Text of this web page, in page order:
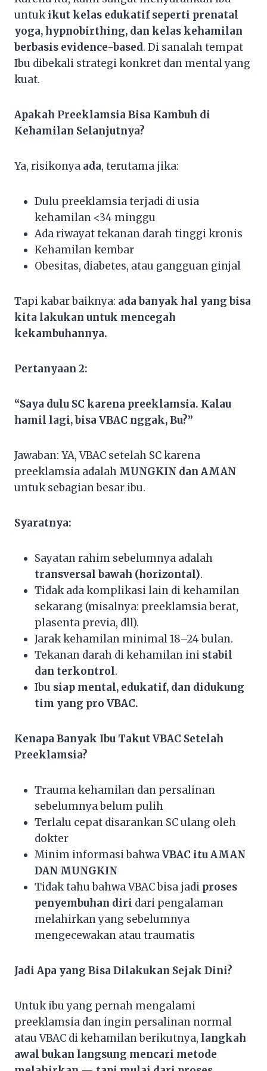
untukikut kelas edukatif seperti prenatal
yoga, hypnobirthing, dan kelas kehamilan
berbasis evidence-based. Di sanalah tempat
Ibu dibekali strategi konkret dan mental yang
kuat.
Apakah Preeklamsia Bisa Kambuh di
Kehamilan Selanjutnya?
Ya, risikonya ada, terutama jika:
Dulu preeklamsia terjadi di usia
kehamilan <34 minggu
Ada riwayat tekanan darah tinggi kronis
Kehamilan kembar
Obesitas, diabetes, atau gangguan ginjal
Tapi kabar baiknya: ada banyak hal yang bisa
kita lakukan untuk mencegah
kekambuhannya.
Pertanyaan 2:
“Saya dulu SC karena preeklamsia. Kalau
hamil lagi, bisa VBAC nggak, Bu?”
Jawaban: YA, VBAC setelah SC karena
preeklamsia adalah MUNGKIN dan AMAN
untuk sebagian besar ibu.
Syaratnya:
Sayatan rahim sebelumnya adalah
transversal bawah (horizontal).
Tidak ada komplikasi lain di kehamilan
sekarang (misalnya: preeklamsia berat,
plasenta previa, dll).
Jarak kehamilan minimal 18–24 bulan.
Tekanan darah di kehamilan ini stabil
dan terkontrol.
Ibu siap mental, edukatif, dan didukung
tim yang pro VBAC.
Kenapa Banyak Ibu Takut VBAC Setelah
Preeklamsia?
Trauma kehamilan dan persalinan
sebelumnya belum pulih
Terlalu cepat disarankan SC ulang oleh
dokter
Minim informasi bahwaVBAC itu AMAN
DAN MUNGKIN
Tidak tahu bahwa VBAC bisa jadi proses
penyembuhan diri dari pengalaman
melahirkan yang sebelumnya
mengecewakan atau traumatis
Jadi Apa yang Bisa Dilakukan Sejak Dini?
Untuk ibu yang pernah mengalami
preeklamsia dan ingin persalinan normal
atau VBAC di kehamilan berikutnya, langkah
awal bukan langsung mencari metode